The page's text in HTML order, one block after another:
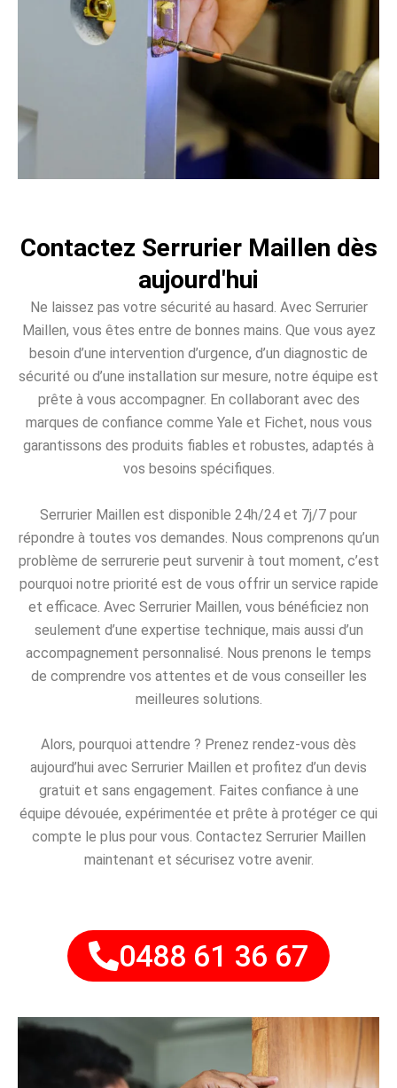
Contactez Serrurier Maillen dès
aujourd'hui
Ne laissez pas votre sécurité au hasard. Avec Serrurier
Maillen, vous êtes entre de bonnes mains. Que vous ayez
besoin d’une intervention d’urgence, d’un diagnostic de
sécurité ou d’une installation sur mesure, notre équipe est
prête à vous accompagner. En collaborant avec des
marques de confiance comme Yale et Fichet, nous vous
garantissons des produits fiables et robustes, adaptés à
vos besoins spécifiques.
Serrurier Maillen est disponible 24h/24 et 7j/7 pour
répondre à toutes vos demandes. Nous comprenons qu’un
problème de serrurerie peut survenir à tout moment, c’est
pourquoi notre priorité est de vous offrir un service rapide
et efficace. Avec Serrurier Maillen, vous bénéficiez non
seulement d’une expertise technique, mais aussi d’un
accompagnement personnalisé. Nous prenons le temps
de comprendre vos attentes et de vous conseiller les
meilleures solutions.
Alors, pourquoi attendre ? Prenez rendez-vous dès
aujourd’hui avec Serrurier Maillen et profitez d’un devis
gratuit et sans engagement. Faites confiance à une
équipe dévouée, expérimentée et prête à protéger ce qui
compte le plus pour vous. Contactez Serrurier Maillen
maintenant et sécurisez votre avenir.
0488 61 36 67